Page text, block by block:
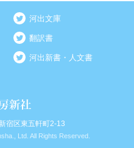
河出文庫
翻訳書
河出新書・人文書
宿区東五軒町2-13
Ltd. All Rights Reserved.